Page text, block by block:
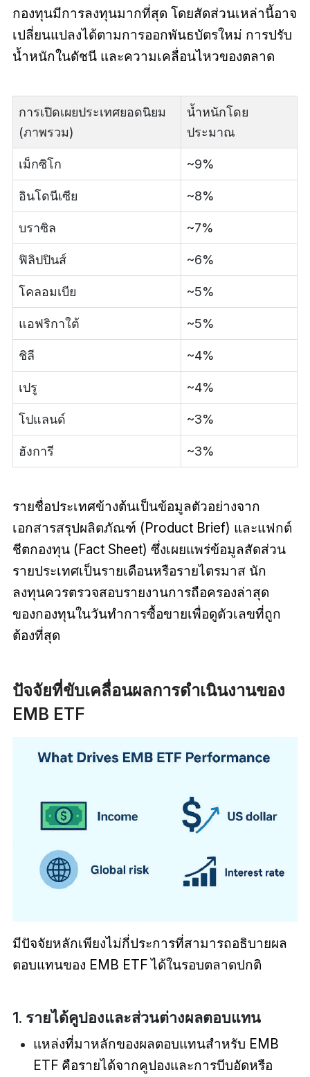
กองทุนมีการลงทุนมากที่สุด โดยสัดส่วนเหล่านี้อาจ
เปลี่ยนแปลงได้ตามการออกพันธบัตรใหม่ การปรับ
น้ำหนักในดัชนี และความเคลื่อนไหวของตลาด
การเปิดเผยประเทศยอดนิยม
(ภาพรวม)
น้ำหนักโดย
ประมาณ
เม็กซิโก ~9%
อินโดนีเซีย ~8%
บราซิล ~7%
ฟิลิปปินส์ ~6%
โคลอมเบีย ~5%
แอฟริกาใต้ ~5%
ชิลี ~4%
เปรู ~4%
โปแลนด์ ~3%
ฮังการี ~3%
รายชื่อประเทศข้างต้นเป็นข้อมูลตัวอย่างจาก
เอกสารสรุปผลิตภัณฑ์ (Product Brief) และแฟกต์
ชีตกองทุน (Fact Sheet) ซึ่งเผยแพร่ข้อมูลสัดส่วน
รายประเทศเป็นรายเดือนหรือรายไตรมาส นัก
ลงทุนควรตรวจสอบรายงานการถือครองล่าสุด
ของกองทุนในวันทำการซื้อขายเพื่อดูตัวเลขที่ถูก
ต้องที่สุด
ปัจจัยที่ขับเคลื่อนผลการดำเนินงานของ
EMB ETF
มีปัจจัยหลักเพียงไม่กี่ประการที่สามารถอธิบายผล
ตอบแทนของ EMB ETF ได้ในรอบตลาดปกติ
1. รายได้คูปองและส่วนต่างผลตอบแทน
แหล่งที่มาหลักของผลตอบแทนสำหรับ EMB
ETF คือรายได้จากคูปองและการบีบอัดหรือ